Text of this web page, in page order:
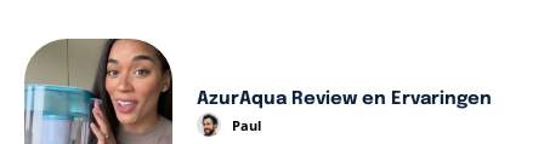
AzurAqua Review en Ervaringen
Paul